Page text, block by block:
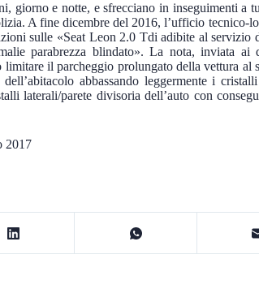
giorno e notte, e sfrecciano in inseguimenti a
A fine dicembre del 2016, l’ufficio tecnico-
sulle «Seat Leon 2.0 Tdi adibite al servizio
parabrezza blindato». La nota, inviata ai
il parcheggio prolungato della vettura al
abbassando leggermente i
laterali/parete divisoria dell’auto con
2017